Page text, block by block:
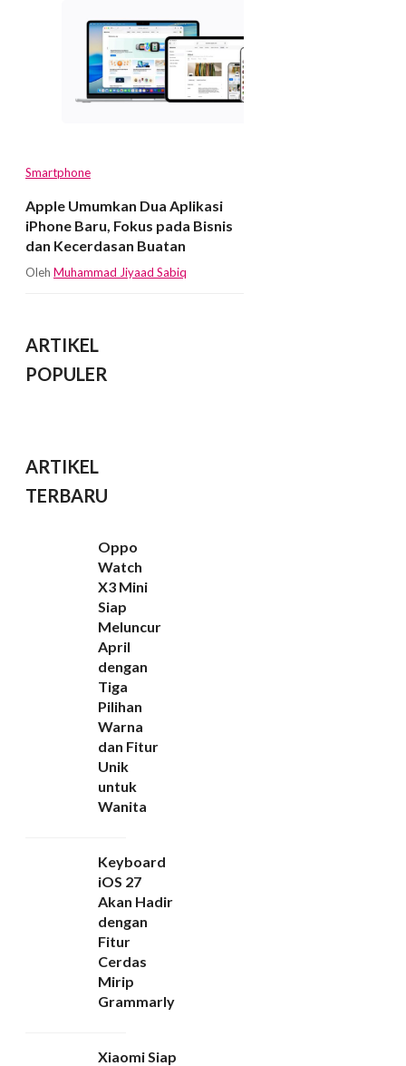
Smartphone
Apple Umumkan Dua Aplikasi
iPhone Baru, Fokus pada Bisnis
dan Kecerdasan Buatan
Oleh Muhammad Jiyaad Sabiq
ARTIKEL
POPULER
ARTIKEL
TERBARU
Oppo
Watch
X3 Mini
Siap
Meluncur
April
dengan
Tiga
Pilihan
Warna
dan Fitur
Unik
untuk
Wanita
Keyboard
iOS 27
Akan Hadir
dengan
Fitur
Cerdas
Mirip
Grammarly
Xiaomi Siap